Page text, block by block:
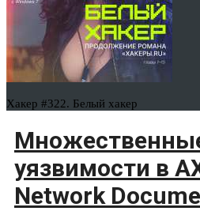
Хакер #322. Белый хакер
уязвимости в
Network